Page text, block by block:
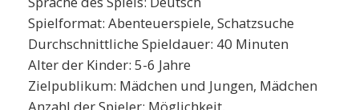
Spielformat: Abenteuerspiele, Schatzsuche
Durchschnittliche Spieldauer: 40 Minuten
Alter der Kinder: 5-6 Jahre
Zielpublikum: Mädchen und Jungen, Mädchen
Anzahl der Spieler: Möglichkeit,